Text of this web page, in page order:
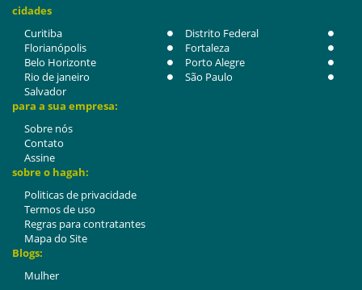
cidades
Curitiba
Distrito Federal
Florianópolis
Fortaleza
Belo Horizonte
Porto Alegre
Rio de janeiro
São Paulo
Salvador
para a sua empresa:
Sobre nós
Contato
Assine
sobre o hagah:
Politicas de privacidade
Termos de uso
Regras para contratantes
Mapa do Site
Blogs:
Mulher